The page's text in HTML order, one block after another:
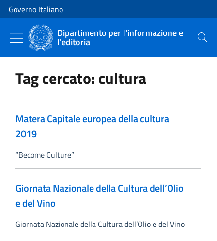
Vai al contenuto
Vai alla navigazione del sito
Governo Italiano
Dipartimento per l'informazione e
l'editoria Cerca
Tag cercato: cultura
Matera Capitale europea della cultura
2019
“Become Culture”
Giornata Nazionale della Cultura dell’Olio
e del Vino
Giornata Nazionale della Cultura dell’Olio e del Vino